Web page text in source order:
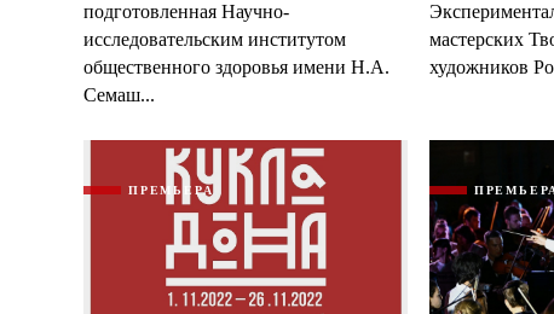
подготовленная Научно-
исследовательским институтом
общественного здоровья имени Н.А.
Семаш...
мастерских
художников
ПРЕМЬЕРА